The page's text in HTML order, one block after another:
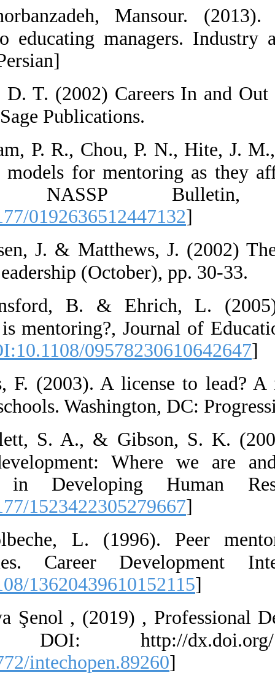
28. 
approach to
29.  Hall, D.
Oaks, CA:
30.  Hallam,
contrasting
[DOI:10.1177/
31.  Hansen,
Principal
32. 
significant is
36-52. [
33.  Hess, F.
America's
34.  Hezlett,
resource
Advances
[DOI:10.1177/
35. 
[DOI:10.1108/
36.  Hülya
Leaders.
[DOI:10.5772/